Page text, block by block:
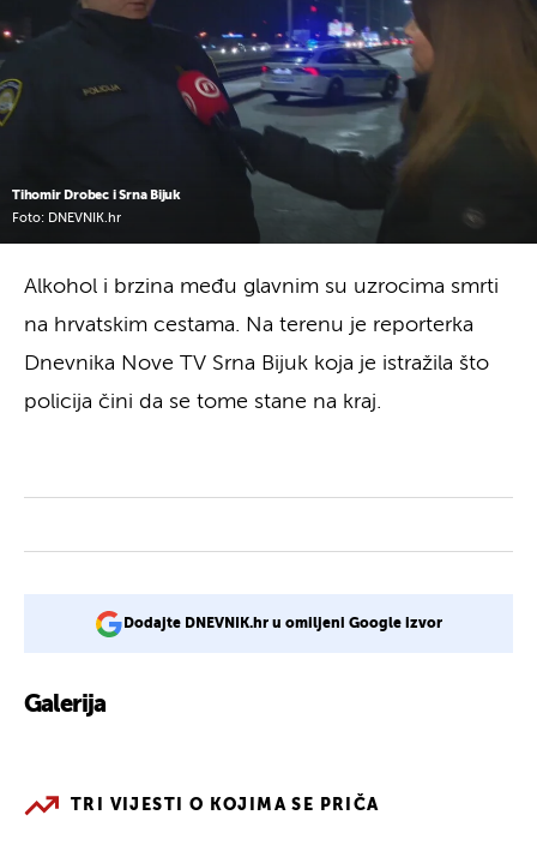
Tihomir Drobec i Srna Bijuk
Foto: DNEVNIK.hr
Alkohol i brzina među glavnim su uzrocima smrti
na hrvatskim cestama. Na terenu je reporterka
Dnevnika Nove TV Srna Bijuk koja je istražila što
policija čini da se tome stane na kraj.
Dodajte DNEVNIK.hr u omiljeni Google izvor
Galerija
TRI VIJESTI O KOJIMA SE PRIČA